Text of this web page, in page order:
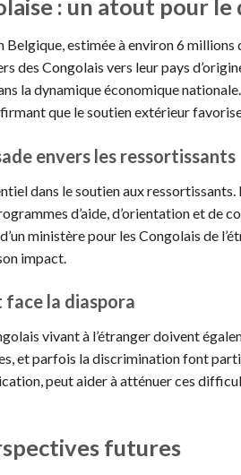
: un atout pour
Belgique, estimée à environ 6
des Congolais vers leur pays
la dynamique économique
que le soutien extérieur
envers les ressortissants
dans le soutien aux
d’aide, d’orientation et de
ministère pour les Congolais de
impact.
face la diaspora
vivant à l’étranger doivent
et parfois la discrimination font
peut aider à atténuer ces
futures